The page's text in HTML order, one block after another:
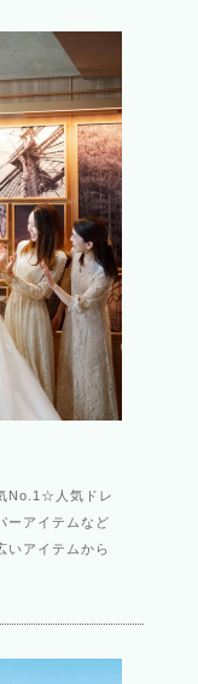
No.1☆人気ドレ
ーアイテムなど
いアイテムから